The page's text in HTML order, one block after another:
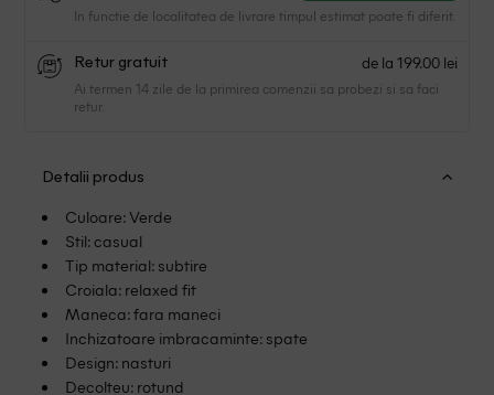
In functie de localitatea de livrare timpul estimat poate fi diferit.
Retur gratuit de la 199.00 lei
Ai termen 14 zile de la primirea comenzii sa probezi si sa faci
retur.
Detalii produs
Culoare: Verde
Stil: casual
Tip material: subtire
Croiala: relaxed fit
Maneca: fara maneci
Inchizatoare imbracaminte: spate
Design: nasturi
Decolteu: rotund